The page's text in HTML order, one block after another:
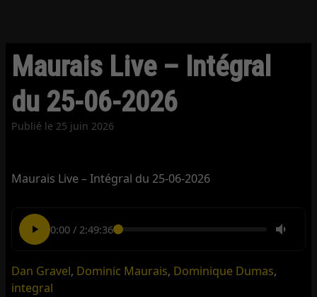
Maurais Live – Intégral
du 25-06-2026
Publié le 25 juin 2026
Maurais Live – Intégral du 25-06-2026
0:00/ 2:49:36
Dan Gravel, Dominic Maurais, Dominique Dumas,
integral